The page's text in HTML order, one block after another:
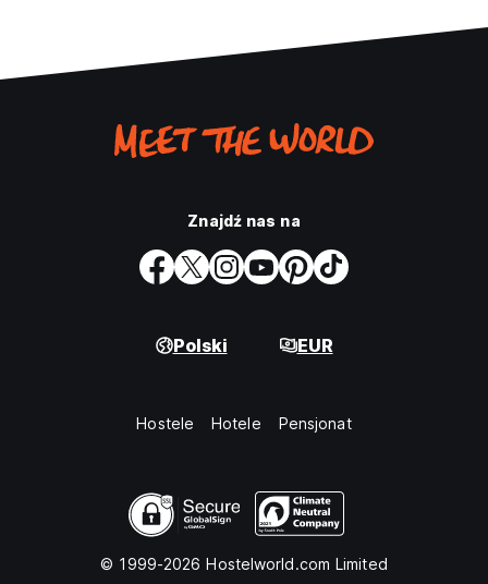
Znajdź nas na
Polski EUR
Hostele Hotele Pensjonat
© 1999-2026 Hostelworld.com Limited